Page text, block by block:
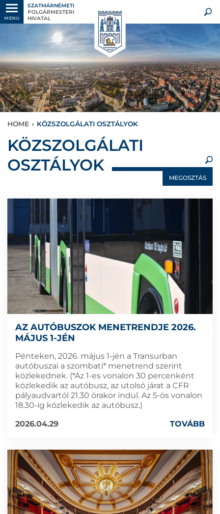
MENU
SZATMÁRNÉMETI
POLGÁRMESTERI
HIVATAL
HOME › KÖZSZOLGÁLATI OSZTÁLYOK
KÖZSZOLGÁLATI
OSZTÁLYOK
MEGOSZTÁS
AZ AUTÓBUSZOK MENETRENDJE 2026.
MÁJUS 1-JÉN
Pénteken, 2026. május 1-jén a Transurban
autóbuszai a szombati* menetrend szerint
közlekednek. (*Az 1-es vonalon 30 percenként
közlekedik az autóbusz, az utolsó járat a CFR
pályaudvartól 21.30 órakor indul. Az 5-ös vonalon
18.30-ig közlekedik az autóbusz.)
2026.04.29
TOVÁBB